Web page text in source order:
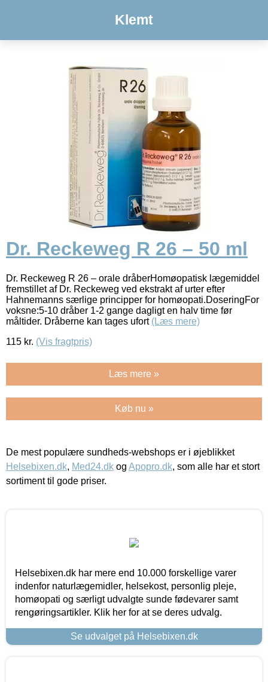
Klemt
Dr. Reckeweg R 26 – 50 ml
Dr. Reckeweg R 26 – orale dråberHomøopatisk lægemiddel
fremstillet af Dr. Reckeweg ved ekstrakt af urter efter
Hahnemanns særlige principper for homøopati.DoseringFor
voksne:5-10 dråber 1-2 gange dagligt en halv time før
måltider. Dråberne kan tages ufort (Læs mere)
115 kr. (Vis fragtpris)
Læs mere »
Køb nu »
De mest populære sundheds-webshops er i øjeblikket
Helsebixen.dk, Med24.dk og Apopro.dk, som alle har et stort
sortiment til gode priser.
Helsebixen.dk har mere end 10.000 forskellige varer
indenfor naturlægemidler, helsekost, personlig pleje,
homøopati og særligt udvalgte sunde fødevarer samt
rengøringsartikler. Klik her for at se deres udvalg.
Se udvalget på Helsebixen.dk